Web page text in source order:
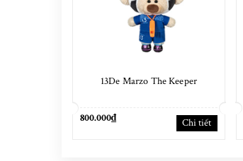
13De Marzo The Keeper
800.000₫ Chi tiết